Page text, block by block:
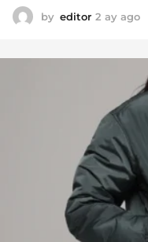
by editor 2 ay ago
a
g
o